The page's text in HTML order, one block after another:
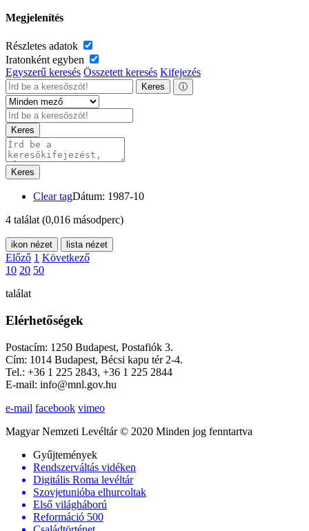
Megjelenítés
Részletes adatok
Iratonként egyben
Egyszerű keresés Összetett keresés Kifejezés
Keres ⓘ
Keres
Keres
Clear tagDátum: 1987-10
4 találat (0,016 másodperc)
ikon nézet lista nézet
Előző 1 Következő
10 20 50
találat
Elérhetőségek
Postacím: 1250 Budapest, Postafiók 3.
Cím: 1014 Budapest, Bécsi kapu tér 2-4.
Tel.: +36 1 225 2843, +36 1 225 2844
E-mail: info@mnl.gov.hu
e-mail facebook vimeo
Magyar Nemzeti Levéltár © 2020 Minden jog fenntartva
Gyűjtemények
Rendszerváltás vidéken
Digitális Roma levéltár
Szovjetunióba elhurcoltak
Első világháború
Reformáció 500